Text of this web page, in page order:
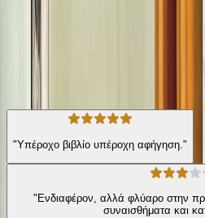
Η γνώμη των ακροατών
★ 4.5 /5 Βαθμολογία βιβλίου
"Υπέροχο βιβλίο υπέροχη αφήγηση."
"Ενδιαφέρον, αλλά φλύαρο στην προσπάθεια της να αναλύσει
συναισθήματα και